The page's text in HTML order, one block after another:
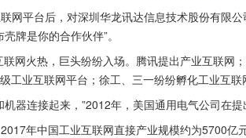
网平台后，对深圳华龙讯达信息技术股份有限
牌是你的合作伙伴”。
网火热，巨头纷纷入场。腾讯提出产业互联网
工业互联网平台；徐工、三一纷纷孵化工业互
器连接起来，”2012年，美国通用电气公司在提
年中国工业互联网直接产业规模约为5700